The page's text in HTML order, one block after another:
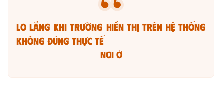
Lo lắng khi trường hiển thị trên hệ thống
không đúng thực tế
nơi ở